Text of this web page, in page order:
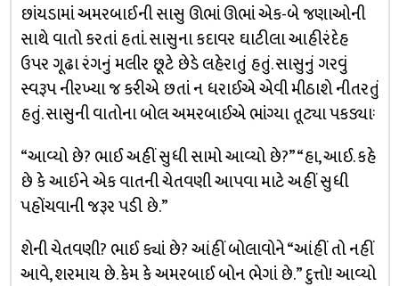
છાંયડામાં અમરબાઈની સાસુ ઊભાં ઊભાં એક-બે જણાઓની
સાથે વાતો કરતાં હતાં. સાસુના કદાવર ઘાટીલા આહીરંદેહ
ઉપર ગૂઢા રંગનું મલીર છૂટે છેડે લહેરાતું હતું. સાસુનું ગરવું
સ્વરૂપ નીરખ્યા જ કરીએ છતાં ન ધરાઈએ એવી મીઠાશે નીતરતું
હતું. સાસુની વાતોના બોલ અમરબાઈએ ભાંગ્યા તૂટ્યા પકડ્યાઃ
“આવ્યો છે? ભાઈ અહીં સુધી સામો આવ્યો છે?”“હા, આઈ. કહે
છે કે આઈને એક વાતની ચેતવણી આપવા માટે અહીં સુધી
પહોંચવાની જરૂર પડી છે.”
શેની ચેતવણી? ભાઈ ક્યાં છે? આંહીં બોલાવોને “આંહીં તો નહીં
આવે, શરમાય છે. કેમ કે અમરબાઈ બોન ભેગાં છે.” દુત્તો! આવ્યો